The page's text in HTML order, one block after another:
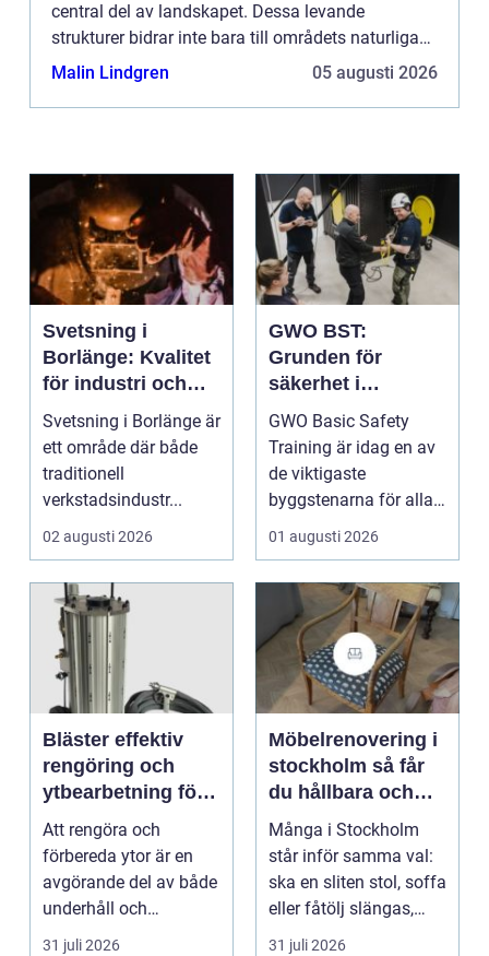
central del av landskapet. Dessa levande
strukturer bidrar inte bara till områdets naturliga
skönhet utan spelar också en kriti...
Malin Lindgren 05 augusti 2026
Svetsning i
Borlänge: Kvalitet
för industri och
konstruktion
Svetsning i Borlänge är
ett område där både
traditionell
verkstadsindustr...
02 augusti 2026
GWO BST:
Grunden för
säkerhet i
vindkraftsbransch
en
GWO Basic Safety
Training är idag en av
de viktigaste
byggstenarna för alla
som vill arbet...
01 augusti 2026
Bläster effektiv
rengöring och
ytbearbetning för
proffs och
hantverkare
Att rengöra och
förbereda ytor är en
avgörande del av både
underhåll och
renovering. Färg, rost,
31 juli 2026
Möbelrenovering i
stockholm så får
du hållbara och
vackra möbler
Många i Stockholm
står inför samma val:
ska en sliten stol, soffa
eller fåtölj slängas,
säljas billi...
31 juli 2026